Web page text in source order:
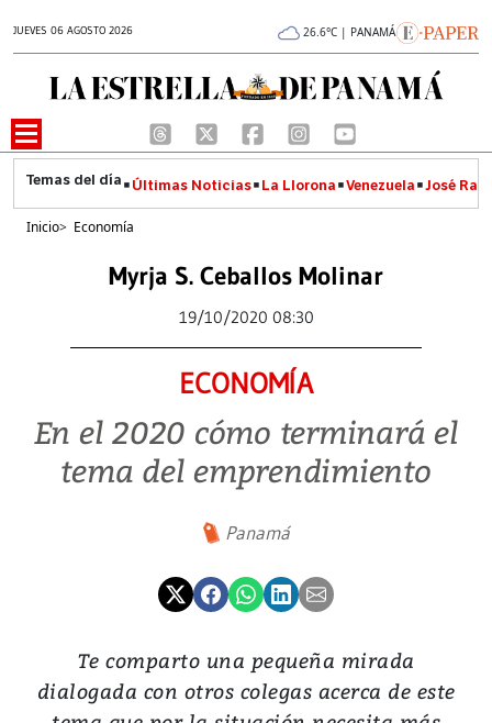
JUEVES 06 AGOSTO 2026 26.6°C | PANAMÁ
Últimas Noticias La Llorona Venezuela José
Inicio> Economía
Myrja S. Ceballos Molinar
19/10/2020 08:30
ECONOMÍA
En el 2020 cómo terminará el
tema del emprendimiento
Panamá
Te comparto una pequeña mirada
dialogada con otros colegas acerca de este